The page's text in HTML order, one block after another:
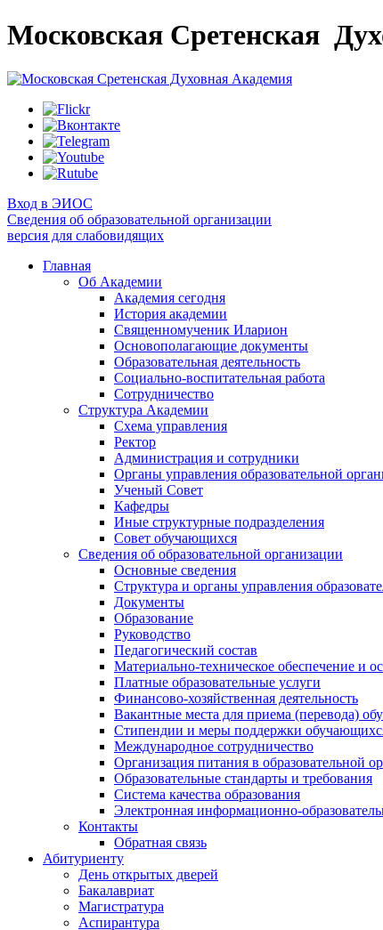
Московская Сретенская
Вход в ЭИОС
Сведения об образовательной организации
версия для слабовидящих
Главная
Об Академии
Академия сегодня
История академии
Священномученик Иларион
Основополагающие документы
Образовательная деятельность
Социально-воспитательная работа
Сотрудничество
Структура Академии
Схема управления
Ректор
Администрация и сотрудники
Органы управления образовательной
Ученый Совет
Кафедры
Иные структурные подразделения
Совет обучающихся
Сведения об образовательной организации
Основные сведения
Структура и органы управления
Документы
Образование
Руководство
Педагогический состав
Материально-техническое обеспечение и
Платные образовательные услуги
Финансово-хозяйственная деятельность
Вакантные места для приема (перевода)
Стипендии и меры поддержки
Международное сотрудничество
Организация питания в образовательной
Образовательные стандарты и требования
Система качества образования
Электронная информационно-
Контакты
Обратная связь
Абитуриенту
День открытых дверей
Бакалавриат
Магистратура
Аспирантура